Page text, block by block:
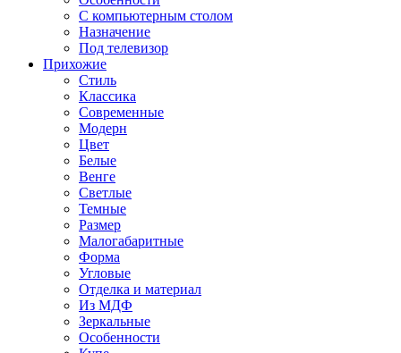
С компьютерным столом
Назначение
Под телевизор
Прихожие
Стиль
Классика
Современные
Модерн
Цвет
Белые
Венге
Светлые
Темные
Размер
Малогабаритные
Форма
Угловые
Отделка и материал
Из МДФ
Зеркальные
Особенности